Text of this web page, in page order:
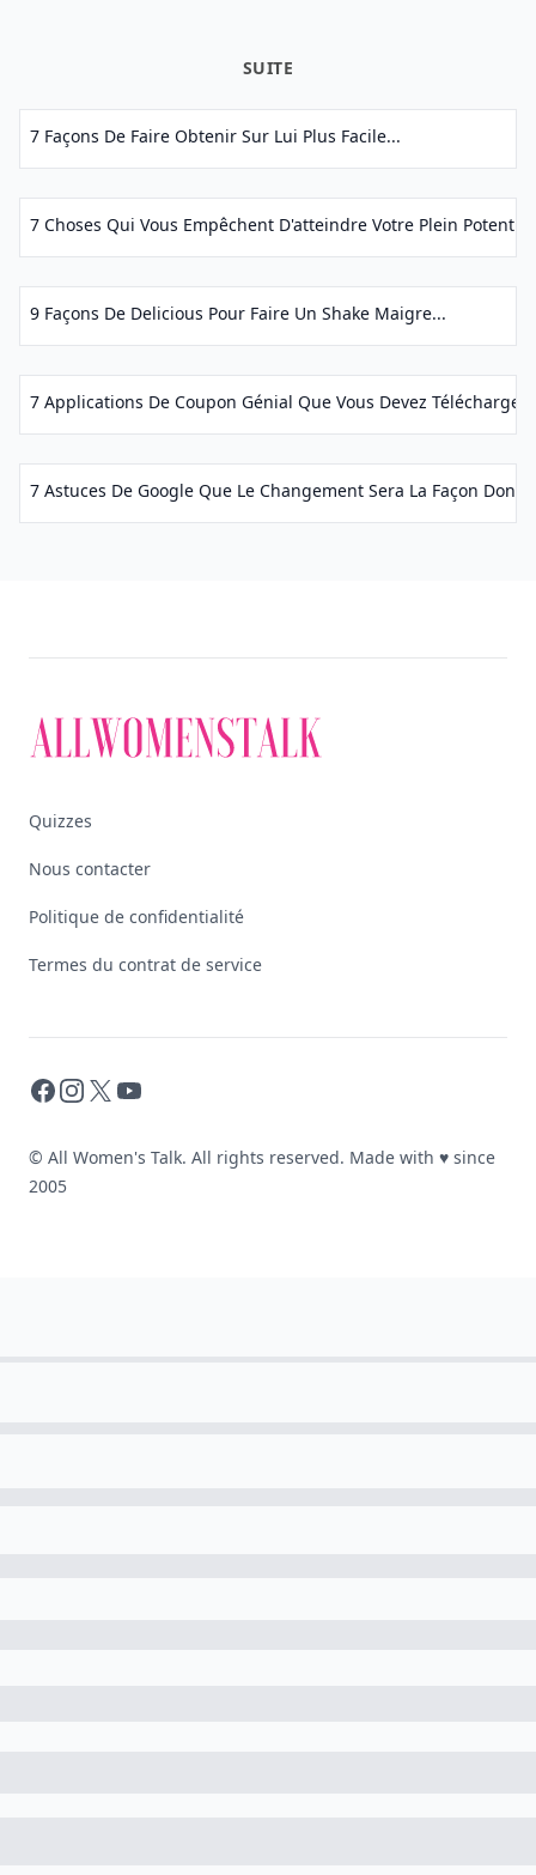
SUITE
7 Façons De Faire Obtenir Sur Lui Plus Facile...
7 Choses Qui Vous Empêchent D'atteindre Votre Plein
9 Façons De Delicious Pour Faire Un Shake Maigre...
7 Applications De Coupon Génial Que Vous Devez
7 Astuces De Google Que Le Changement Sera La Façon Dont
Quizzes
Nous contacter
Politique de confidentialité
Termes du contrat de service
Facebook
Instagram
X YouTube
© All Women's Talk. All rights reserved. Made with ♥ since
2005